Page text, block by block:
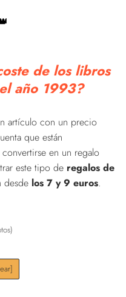
de los libros
año 1993?
artículo con un precio
que están
en un regalo
este tipo de regalos de
desde los 7 y 9 euros.